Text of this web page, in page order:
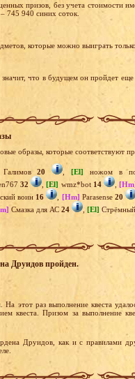
призов, без учета стоимости
745 940 синих соток.
которые можно выиграть
что в будущем он пройдет
образы, которые соответствуют
Галимов20 ,[El] ножом в
32 ,[El] wmz*bot 14 ,
воин 16 [Hm] Parasense 20
Смазка для АС 24 [El]
Друидов пройден.
этот раз выполнение квеста
квеста. Призом за выполнение
Друидов, как и с правилами